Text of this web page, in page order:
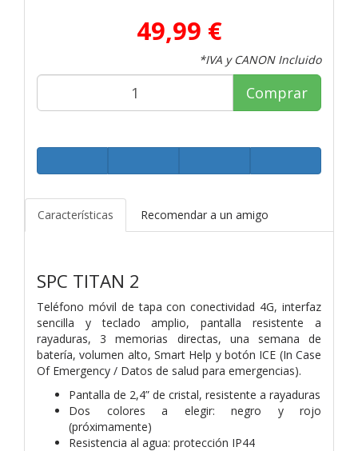
49,99 €
*IVA y CANON Incluido
Comprar
Características Recomendar a un amigo
SPC TITAN 2
Teléfono móvil de tapa con conectividad 4G, interfaz
sencilla y teclado amplio, pantalla resistente a
rayaduras, 3 memorias directas, una semana de
batería, volumen alto, Smart Help y botón ICE (In Case
Of Emergency / Datos de salud para emergencias).
Pantalla de 2,4” de cristal, resistente a rayaduras
Dos colores a elegir: negro y rojo
(próximamente)
Resistencia al agua: protección IP44